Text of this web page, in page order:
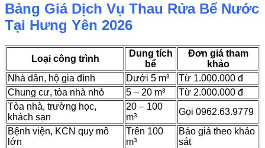
Bảng Giá Dịch Vụ Thau Rửa Bể Nước
Tại Hưng Yên 2026
Loại công trình
Dung tích
bể
Đơn giá tham
khảo
Nhà dân, hộ gia đình
Dưới 5 m³
Từ 1.000.000 đ
Chung cư, tòa nhà nhỏ
5 – 20 m³
Từ 2.000.000 đ
Tòa nhà, trường học,
khách sạn
20 – 100
m³
Gọi 0962.63.9779
Bệnh viện, KCN quy mô
lớn
Trên 100
m³
Báo giá theo khảo
sát